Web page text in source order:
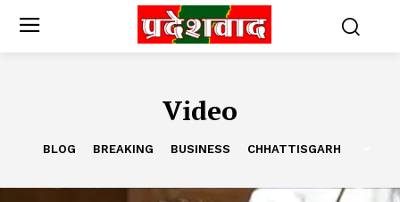
Video
BLOG BREAKING BUSINESS CHHATTISGARH